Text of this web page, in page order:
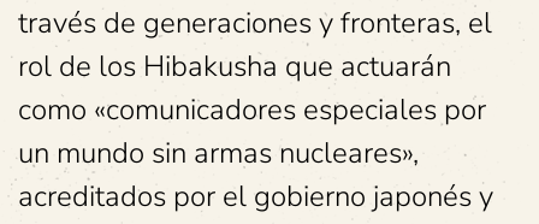
través de generaciones y fronteras, el
rol de los Hibakusha que actuarán
como «comunicadores especiales por
un mundo sin armas nucleares»,
acreditados por el gobierno japonés y